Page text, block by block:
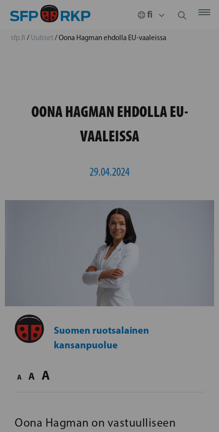
sfp.fi / Uutiset/Oona Hagman ehdolla EU-vaaleissa
OONA HAGMAN EHDOLLA EU-
VAALEISSA
29.04.2024
Suomen ruotsalainen
kansanpuolue
A A A
Oona Hagman on vastuulliseen